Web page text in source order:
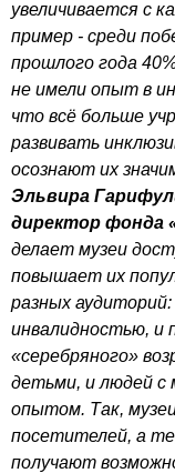
увеличивается с
пример - среди
прошлого года
не имели опыт в
что всё больше
развивать
осознают их
Эльвира
директор фонда
делает музеи
повышает их
разных
инвалидностью, и
«серебряного»
детьми, и людей с
опытом. Так,
посетителей, а
получают